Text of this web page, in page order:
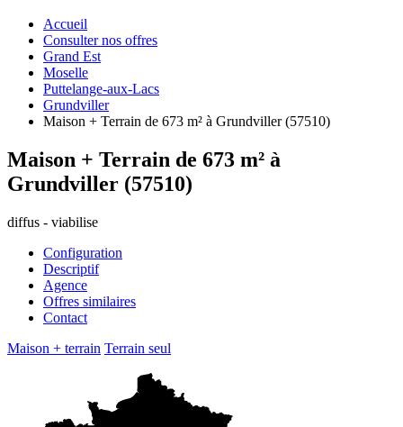
Accueil
Consulter nos offres
Grand Est
Moselle
Puttelange-aux-Lacs
Grundviller
Maison + Terrain de 673 m² à Grundviller (57510)
Maison + Terrain de 673 m² à
Grundviller (57510)
diffus - viabilise
Configuration
Descriptif
Agence
Offres similaires
Contact
Maison + terrain Terrain seul